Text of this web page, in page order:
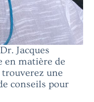
Jacques
en matière de
une
conseils pour